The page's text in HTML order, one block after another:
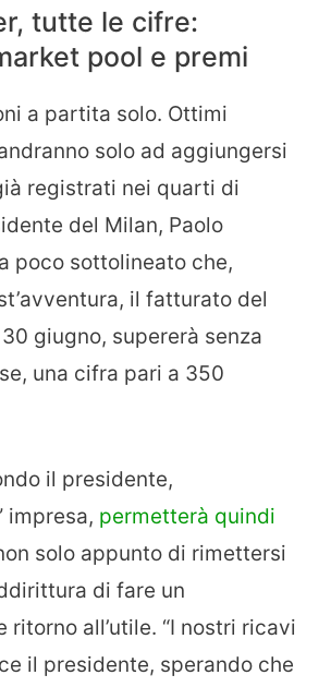
tutte le cifre:
pool e premi
a partita solo. Ottimi
solo ad aggiungersi
registrati nei quarti di
del Milan, Paolo
poco sottolineato che,
il fatturato del
giugno, supererà senza
una cifra pari a 350
il presidente,
impresa, permetterà quindi
solo appunto di rimettersi
di fare un
ritorno all’utile. “I nostri ricavi
il presidente, sperando che